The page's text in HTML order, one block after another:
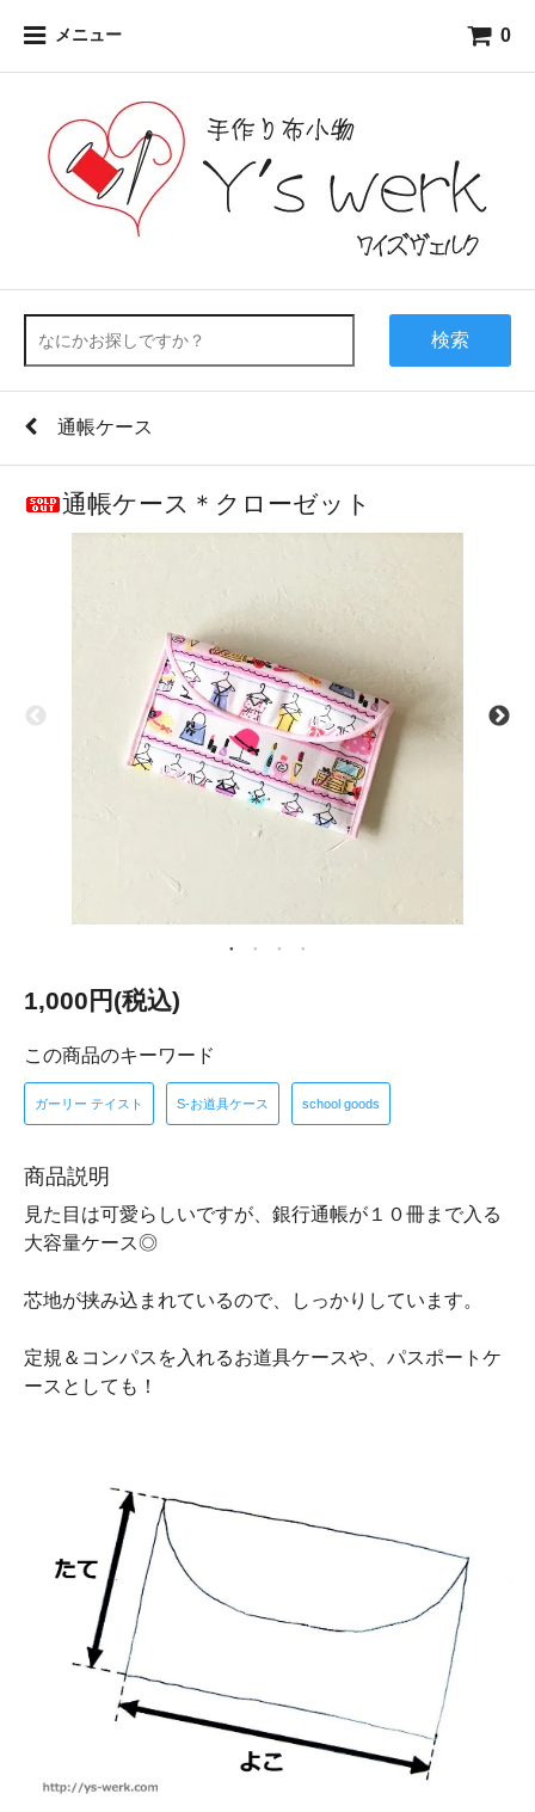
メニュー 0
検索
通帳ケース
通帳ケース＊クローゼット
1,000円(税込)
この商品のキーワード
ガーリー テイスト S-お道具ケース school goods
商品説明
見た目は可愛らしいですが、銀行通帳が１０冊まで入る
大容量ケース◎
芯地が挟み込まれているので、しっかりしています。
定規＆コンパスを入れるお道具ケースや、パスポートケ
ースとしても！